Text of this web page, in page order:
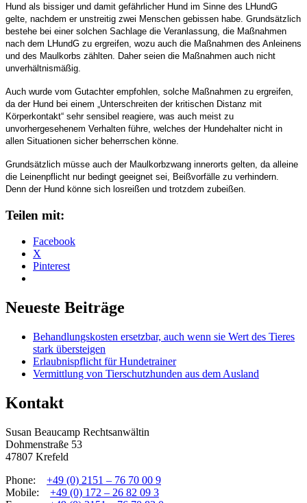
Hund als bissiger und damit gefährlicher Hund im Sinne des LHundG
gelte, nachdem er unstreitig zwei Menschen gebissen habe. Grundsätzlich
bestehe bei einer solchen Sachlage die Veranlassung, die Maßnahmen
nach dem LHundG zu ergreifen, wozu auch die Maßnahmen des Anleinens
und des Maulkorbs zählten. Daher seien die Maßnahmen auch nicht
unverhältnismäßig.
Auch wurde vom Gutachter empfohlen, solche Maßnahmen zu ergreifen,
da der Hund bei einem „Unterschreiten der kritischen Distanz mit
Körperkontakt“ sehr sensibel reagiere, was auch meist zu
unvorhergesehenem Verhalten führe, welches der Hundehalter nicht in
allen Situationen sicher beherrschen könne.
Grundsätzlich müsse auch der Maulkorbzwang innerorts gelten, da alleine
die Leinenpflicht nur bedingt geeignet sei, Beißvorfälle zu verhindern.
Denn der Hund könne sich losreißen und trotzdem zubeißen.
Teilen mit:
Facebook
X
Pinterest
Neueste Beiträge
Behandlungskosten ersetzbar, auch wenn sie Wert des Tieres
stark übersteigen
Erlaubnispflicht für Hundetrainer
Vermittlung von Tierschutzhunden aus dem Ausland
Kontakt
Susan Beaucamp Rechtsanwältin
Dohmenstraße 53
47807 Krefeld
Phone: +49 (0) 2151 – 76 70 00 9
Mobile: +49 (0) 172 – 26 82 09 3